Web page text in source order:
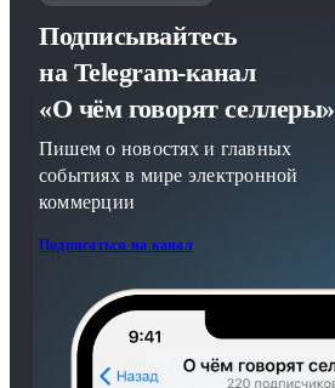
Подписывайтесь
на Telegram-канал
«О чём говорят селлеры»
Пишем о новостях и главных
событиях в мире электронной
коммерции
Подписаться на канал